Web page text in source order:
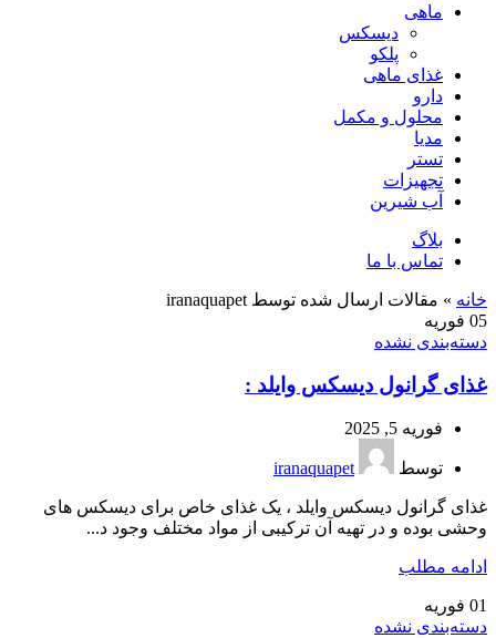
ماهی
دیسکس
پلکو
غذای ماهی
دارو
محلول و مکمل
مدیا
تستر
تجهیزات
آب شیرین
بلاگ
تماس با ما
خانه » مقالات ارسال شده توسط iranaquapet
05 فوریه
دسته‌بندی نشده
غذای گرانول دیسکس وایلد :
فوریه 5, 2025
توسط iranaquapet
غذای گرانول دیسکس وایلد ، یک غذای خاص برای دیسکس های
وحشی بوده و در تهیه آن ترکیبی از مواد مختلف وجود د...
ادامه مطلب
01 فوریه
دسته‌بندی نشده